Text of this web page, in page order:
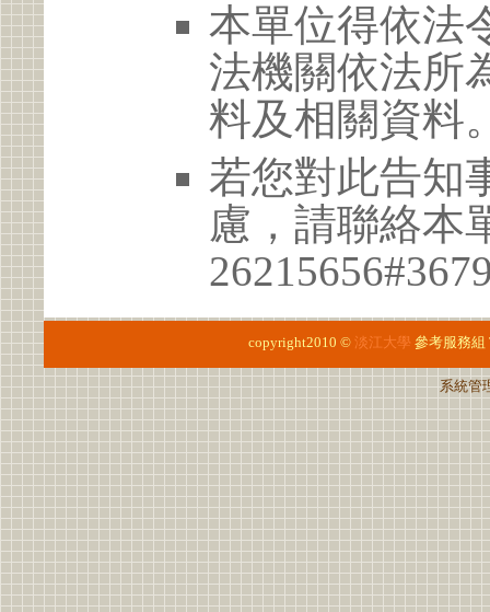
本單位得依法
法機關依法所
料及相關資料
若您對此告知
慮，請聯絡本
copyright2010 © 淡江大學 參考服務組
系統管